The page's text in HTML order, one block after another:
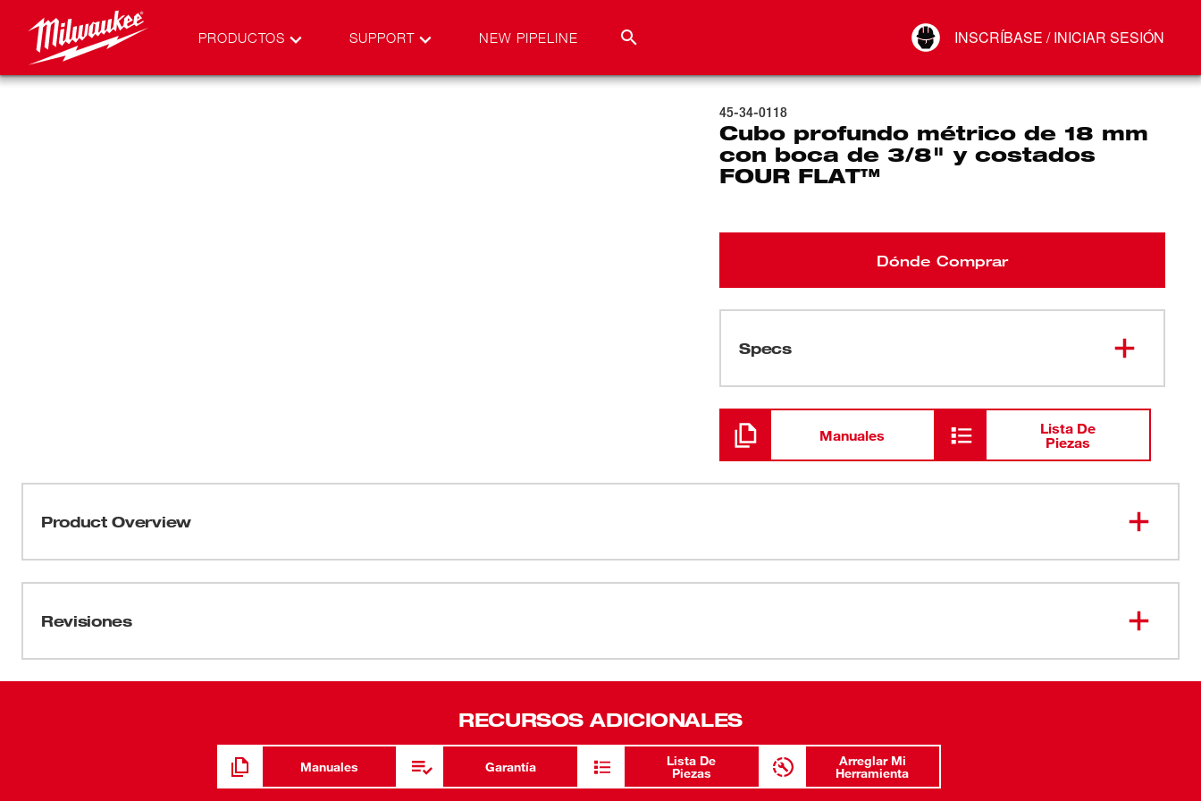
PRODUCTOS SUPPORT NEW PIPELINE INSCRÍBASE / INICIAR SESIÓN
Conectar
45-34-0118
Cubo profundo métrico de 18 mm
con boca de 3/8" y costados
FOUR FLAT™
Dónde Comprar
Specs
Cargando
Manuales
Lista De
Piezas
Product Overview
cuatro costados planos paralelos, los que impiden que rueden; además, son compatibles para las
cuenta con una mejor visibilidad y facilidad de lectura. Estos tamaños de cubos profundos y
estándar tienen geometría optimizada para reducir el redondeo y desgaste de los pernos.
Cubo de 6 puntas
Garantía de por vida
Revisiones
RECURSOS ADICIONALES
Manuales Garantía
Lista De
Piezas
Arreglar Mi
Herramienta